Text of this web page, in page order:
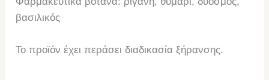
βασιλικός
Το προϊόν έχει περάσει διαδικασία ξήρανσης.